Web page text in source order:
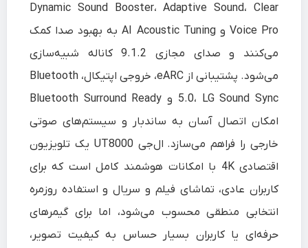
Dynamic Sound Booster، Adaptive Sound، Clear
Voice Pro و AI Acoustic Tuning به بهبود صدا کمک
می‌کنند و صدای مجازی 9.1.2 کاناله شبیه‌سازی
می‌شود. پشتیبانی از eARC، خروجی اپتیکال، Bluetooth
5.0، LG Sound Sync و Bluetooth Surround Ready
امکان اتصال آسان به ساندبار و سیستم‌های صوتی
خارجی را فراهم می‌سازد. ال‌جی UT8000 یک تلویزیون
اقتصادی 4K با امکانات هوشمند کامل است که برای
کاربران عادی، تماشای فیلم و سریال و استفاده روزمره
انتخابی منطقی محسوب می‌شود، اما برای گیمرهای
حرفه‌ای یا کاربران بسیار حساس به کیفیت تصویر،